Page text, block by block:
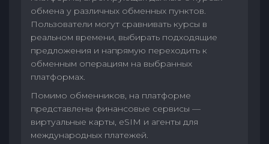
обмена у различных обменных пунктов.
Пользователи могут сравнивать курсы в
реальном времени, выбирать подходящие
предложения и напрямую переходить к
обменным операциям на выбранных
платформах.
Помимо обменников, на платформе
представлены финансовые сервисы —
виртуальные карты, eSIM и агенты для
международных платежей.